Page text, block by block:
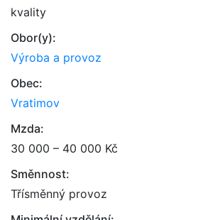
kvality
Obor(y):
Výroba a provoz
Obec:
Vratimov
Mzda:
30 000 – 40 000 Kč
Směnnost:
Třísměnný provoz